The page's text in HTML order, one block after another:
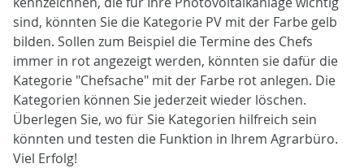
sind, könnten Sie die Kategorie PV mit der Farbe gelb
bilden. Sollen zum Beispiel die Termine des Chefs
immer in rot angezeigt werden, könnten sie dafür die
Kategorie "Chefsache" mit der Farbe rot anlegen. Die
Kategorien können Sie jederzeit wieder löschen.
Überlegen Sie, wo für Sie Kategorien hilfreich sein
könnten und testen die Funktion in Ihrem Agrarbüro.
Viel Erfolg!